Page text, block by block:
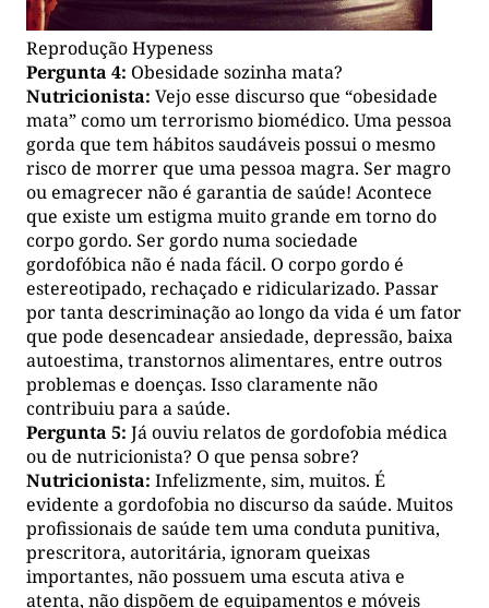
Reprodução Hypeness
Pergunta 4: Obesidade sozinha mata?
Nutricionista: Vejo esse discurso que “obesidade
mata” como um terrorismo biomédico. Uma pessoa
gorda que tem hábitos saudáveis possui o mesmo
risco de morrer que uma pessoa magra. Ser magro
ou emagrecer não é garantia de saúde! Acontece
que existe um estigma muito grande em torno do
corpo gordo. Ser gordo numa sociedade
gordofóbica não é nada fácil. O corpo gordo é
estereotipado, rechaçado e ridicularizado. Passar
por tanta descriminação ao longo da vida é um fator
que pode desencadear ansiedade, depressão, baixa
autoestima, transtornos alimentares, entre outros
problemas e doenças. Isso claramente não
contribuiu para a saúde.
Pergunta 5: Já ouviu relatos de gordofobia médica
ou de nutricionista? O que pensa sobre?
Nutricionista: Infelizmente, sim, muitos. É
evidente a gordofobia no discurso da saúde. Muitos
profissionais de saúde tem uma conduta punitiva,
prescritora, autoritária, ignoram queixas
importantes, não possuem uma escuta ativa e
atenta, não dispõem de equipamentos e móveis